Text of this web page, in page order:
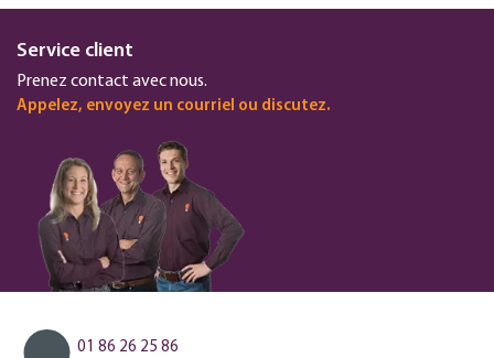
Service client
Prenez contact avec nous.
Appelez, envoyez un courriel ou discutez.
01 86 26 25 86